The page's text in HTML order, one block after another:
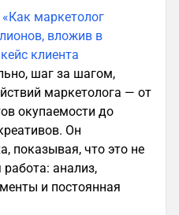
«Как маркетолог
вложив в
клиента
шаг за шагом,
маркетолога — от
окупаемости до
Он
показывая, что это не
анализ,
и постоянная